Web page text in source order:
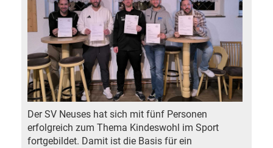
Der SV Neuses hat sich mit fünf Personen
erfolgreich zum Thema Kindeswohl im Sport
fortgebildet. Damit ist die Basis für ein